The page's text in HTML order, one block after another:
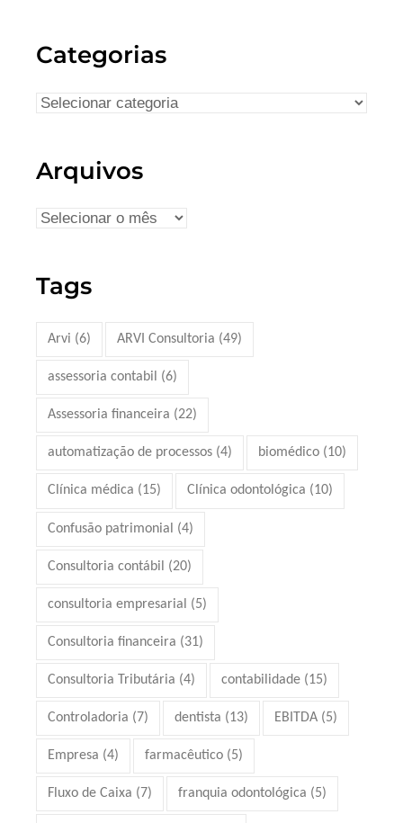
Categorias
Arquivos
Tags
Arvi (6) ARVI Consultoria (49)
assessoria contabil (6)
Assessoria financeira (22)
automatização de processos (4) biomédico (10)
Clínica médica (15) Clínica odontológica (10)
Confusão patrimonial (4)
Consultoria contábil (20)
consultoria empresarial (5)
Consultoria financeira (31)
Consultoria Tributária (4) contabilidade (15)
Controladoria (7) dentista (13) EBITDA (5)
Empresa (4) farmacêutico (5)
Fluxo de Caixa (7) franquia odontológica (5)